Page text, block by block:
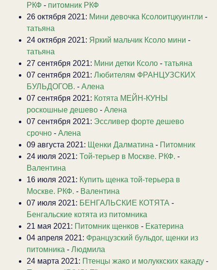
РКФ - питомник РКФ
26 октября 2021: Мини девочка Ксолоитцкуинтли -
татьяна
24 октября 2021: Яркий мальчик Ксоло мини -
татьяна
27 сентября 2021: Мини детки Ксоло - татьяна
07 сентября 2021: Любителям ФРАНЦУЗСКИХ
БУЛЬДОГОВ. - Алена
07 сентября 2021: Котята МЕЙН-КУНЫ
роскошные дешево - Алена
07 сентября 2021: Эссливер форте дешево
срочно - Алена
09 августа 2021: Щенки Далматина - Питомник
24 июля 2021: Той-терьер в Москве. РКФ. -
Валентина
16 июля 2021: Купить щенка той-терьера в
Москве. РКФ. - Валентина
07 июля 2021: БЕНГАЛЬСКИЕ КОТЯТА -
Бенгальские котята из питомника
21 мая 2021: Питомник щенков - Екатерина
04 апреля 2021: Французский бульдог, щенки из
питомника - Людмила
24 марта 2021: Птенцы жако и молуккских какаду -